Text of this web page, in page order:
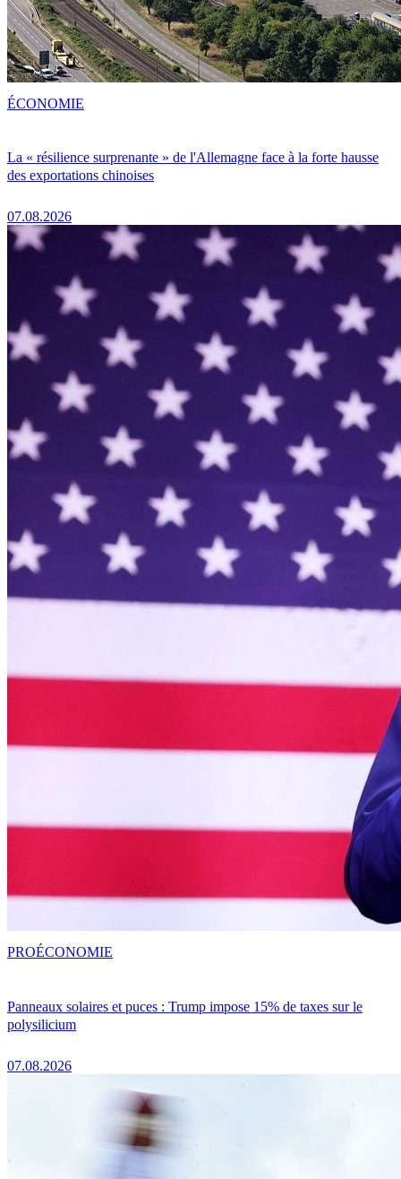
La « résilience surprenante » de l'Allemagne face à la forte hausse
des exportations chinoises
07.08.2026
ÉCONOMIE
Panneaux solaires et puces : Trump impose 15% de taxes sur le
polysilicium
07.08.2026
PROÉCONOMIE